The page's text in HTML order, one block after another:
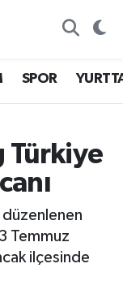
SPOR
Türkiye
düzenlenen
Temmuz
ilçesinde